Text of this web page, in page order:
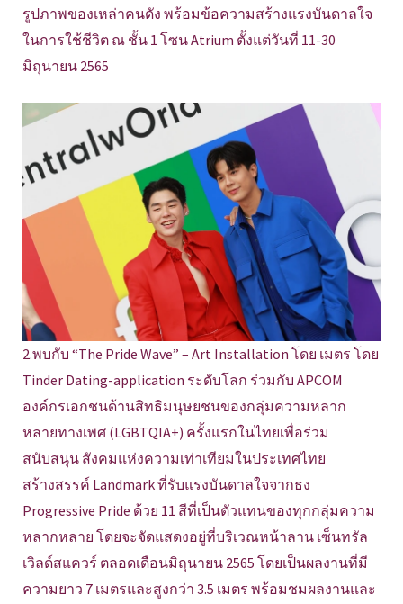
รูปภาพของเหล่าคนดัง พร้อมข้อความสร้างแรงบันดาลใจ
ในการใช้ชีวิต ณ ชั้น 1 โซน Atrium ตั้งแต่วันที่ 11-30
มิถุนายน 2565
2.พบกับ “The Pride Wave” – Art Installation โดย เมตร โดย
Tinder Dating-application ระดับโลก ร่วมกับ APCOM
องค์กรเอกชนด้านสิทธิมนุษยชนของกลุ่มความหลาก
หลายทางเพศ (LGBTQIA+) ครั้งแรกในไทยเพื่อร่วม
สนับสนุน สังคมแห่งความเท่าเทียมในประเทศไทย
สร้างสรรค์ Landmark ที่รับแรงบันดาลใจจากธง
Progressive Pride ด้วย 11 สีที่เป็นตัวแทนของทุกกลุ่มความ
หลากหลาย โดยจะจัดแสดงอยู่ที่บริเวณหน้าลาน เซ็นทรัล
เวิลด์สแควร์ ตลอดเดือนมิถุนายน 2565 โดยเป็นผลงานที่มี
ความยาว 7 เมตรและสูงกว่า 3.5 เมตร พร้อมชมผลงานและ